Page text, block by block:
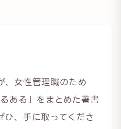
、女性管理職のため
ある」をまとめた著書
ひ、手に取ってくださ